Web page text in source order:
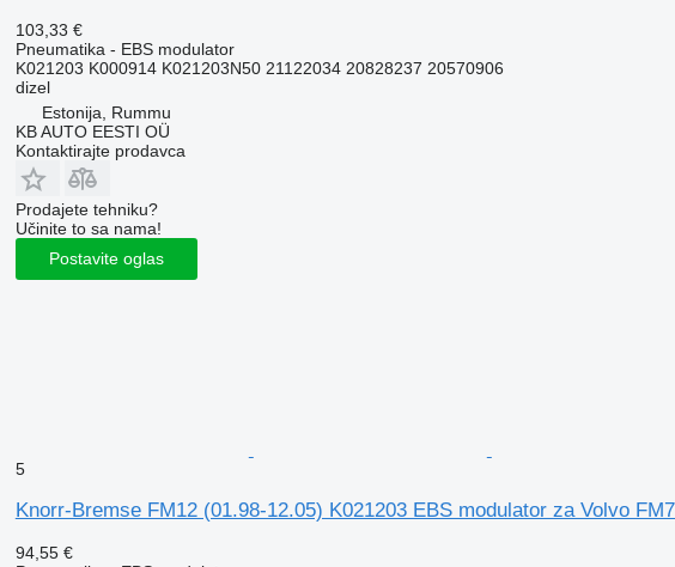
103,33 €
Pneumatika - EBS modulator
K021203 K000914 K021203N50 21122034 20828237 20570906
dizel
Estonija, Rummu
KB AUTO EESTI OÜ
Kontaktirajte prodavca
Prodajete tehniku?
Učinite to sa nama!
Postavite oglas
5
Knorr-Bremse FM12 (01.98-12.05) K021203 EBS modulator za Volvo
94,55 €